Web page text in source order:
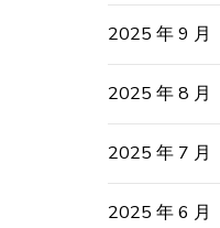
2025 年 9 月
2025 年 8 月
2025 年 7 月
2025 年 6 月